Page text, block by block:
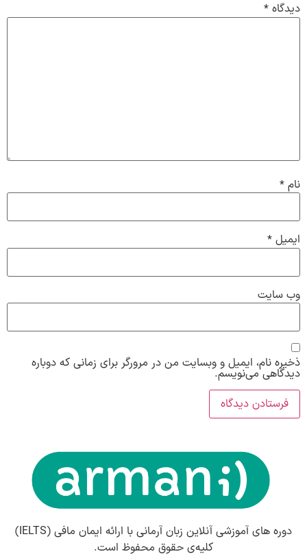
دیدگاه *
نام *
ایمیل *
وب‌ سایت
ذخیره نام، ایمیل و وبسایت من در مرورگر برای زمانی که دوباره
دیدگاهی می‌نویسم.
دوره های آموزشی آنلاین زبان آرمانی با ارائه ایمان مافی (IELTS)
کلیه‌ی حقوق محفوظ است.